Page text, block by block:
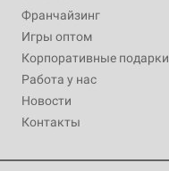
Франчайзинг
Игры оптом
Корпоративные подарки
Работа у нас
Новости
Контакты